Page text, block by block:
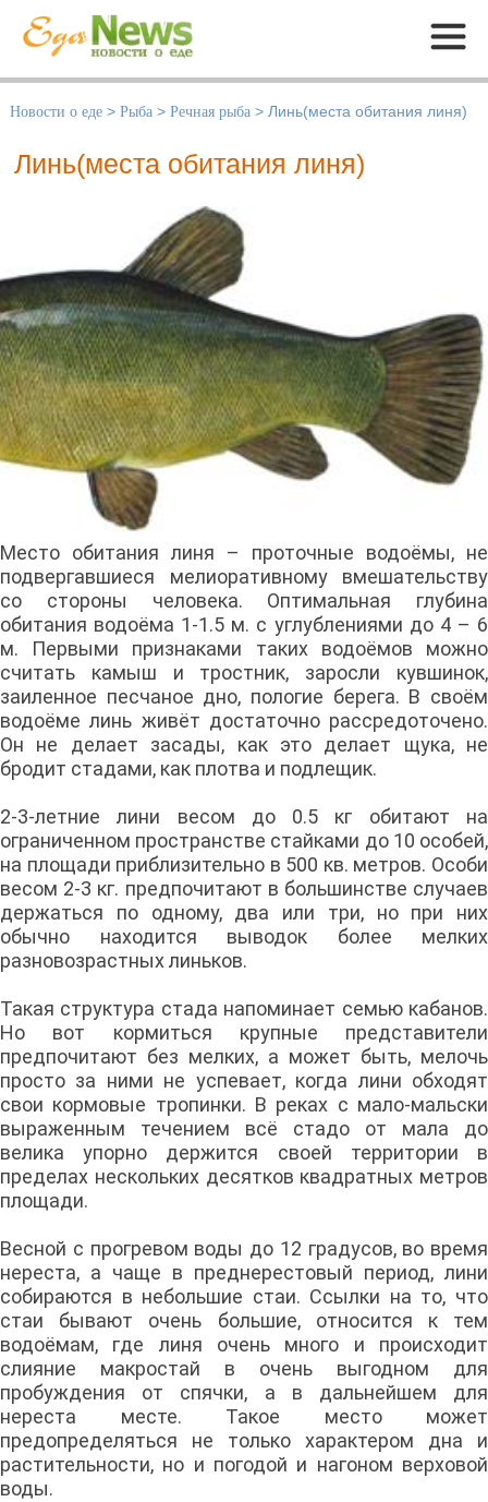
Меню
Новости о еде > Рыба > Речная рыба > Линь(места обитания линя)
Линь(места обитания линя)
Место обитания линя – проточные водоёмы, не
подвергавшиеся мелиоративному вмешательству
со стороны человека. Оптимальная глубина
обитания водоёма 1-1.5 м. с углублениями до 4 – 6
м. Первыми признаками таких водоёмов можно
считать камыш и тростник, заросли кувшинок,
заиленное песчаное дно, пологие берега. В своём
водоёме линь живёт достаточно рассредоточено.
Он не делает засады, как это делает щука, не
бродит стадами, как плотва и подлещик.
2-3-летние лини весом до 0.5 кг обитают на
ограниченном пространстве стайками до 10 особей,
на площади приблизительно в 500 кв. метров. Особи
весом 2-3 кг. предпочитают в большинстве случаев
держаться по одному, два или три, но при них
обычно находится выводок более мелких
разновозрастных линьков.
Такая структура стада напоминает семью кабанов.
Но вот кормиться крупные представители
предпочитают без мелких, а может быть, мелочь
просто за ними не успевает, когда лини обходят
свои кормовые тропинки. В реках с мало-мальски
выраженным течением всё стадо от мала до
велика упорно держится своей территории в
пределах нескольких десятков квадратных метров
площади.
Весной с прогревом воды до 12 градусов, во время
нереста, а чаще в преднерестовый период, лини
собираются в небольшие стаи. Ссылки на то, что
стаи бывают очень большие, относится к тем
водоёмам, где линя очень много и происходит
слияние макростай в очень выгодном для
пробуждения от спячки, а в дальнейшем для
нереста месте. Такое место может
предопределяться не только характером дна и
растительности, но и погодой и нагоном верховой
воды.